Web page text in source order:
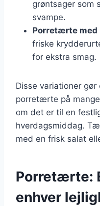
grøntsager som
svampe.
Porretærte
friske
for ekstra smag.
Disse variationer
porretærte på
om det er til en
hverdagsmiddag.
med en frisk salat
Porretærte:
enhver